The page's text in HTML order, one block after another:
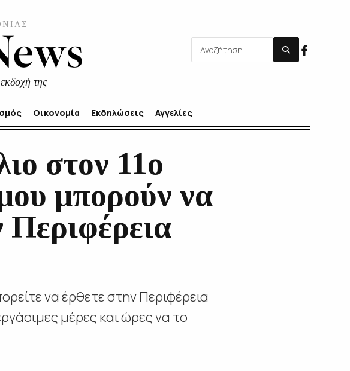
της
Οικονομία Εκδηλώσεις Αγγελίες
στον 11ο
μπορούν να
να έρθετε στην Περιφέρεια
μέρες και ώρες να το